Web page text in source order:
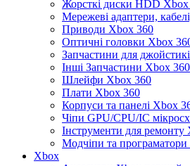
Жорсткі диски HDD
Мережеві адаптери,
Приводи Xbox 360
Оптичні головки Xbox
Запчастини для
Інші Запчастини Xbox 360
Шлейфи Xbox 360
Плати Xbox 360
Корпуси та панелі Xbox
Чіпи GPU/CPU/IC
Інструменти для ремонту
Модчіпи та
Xbox